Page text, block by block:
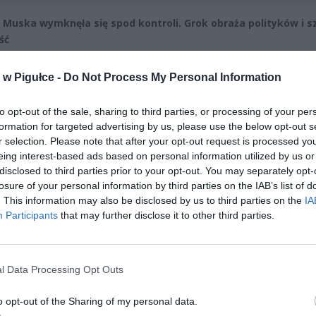
Pigułce - Do Not Process My Personal Information
opt-out of the sale, sharing to third parties, or processing of your
for targeted advertising by us, please use the below opt-out
selection. Please note that after your opt-out request is processed
interest-based ads based on personal information utilized by us
to third parties prior to your opt-out. You may separately
of your personal information by third parties on the IAB’s list of
This information may also be disclosed by us to third parties on the
Participants that may further disclose it to other third parties.
Data Processing Opt Outs
opt-out of the Sharing of my personal data.
Muska wymknęła się spod kontroli. Grok obraża polityków i
RÓWNIEŻ:
2026 16:06
dla milionów polskich rodzin. ZUS wypłacił już 173 mln
wciąż można składać
2026 12:56